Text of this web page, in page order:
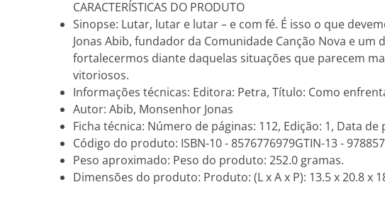
CARACTERÍSTICAS DO PRODUTO
Sinopse: Lutar, lutar e lutar – e com fé. É isso o que
Jonas Abib, fundador da Comunidade Canção Nova e
fortalecermos diante daquelas situações que parecem
vitoriosos.
Informações técnicas: Editora: Petra, Título: Como
Autor: Abib, Monsenhor Jonas
Ficha técnica: Número de páginas: 112, Edição: 1, Data
Código do produto: ISBN-10 - 8576776979GTIN-13 -
Peso aproximado: Peso do produto: 252.0 gramas.
Dimensões do produto: Produto: (L x A x P): 13.5 x 20.8 x